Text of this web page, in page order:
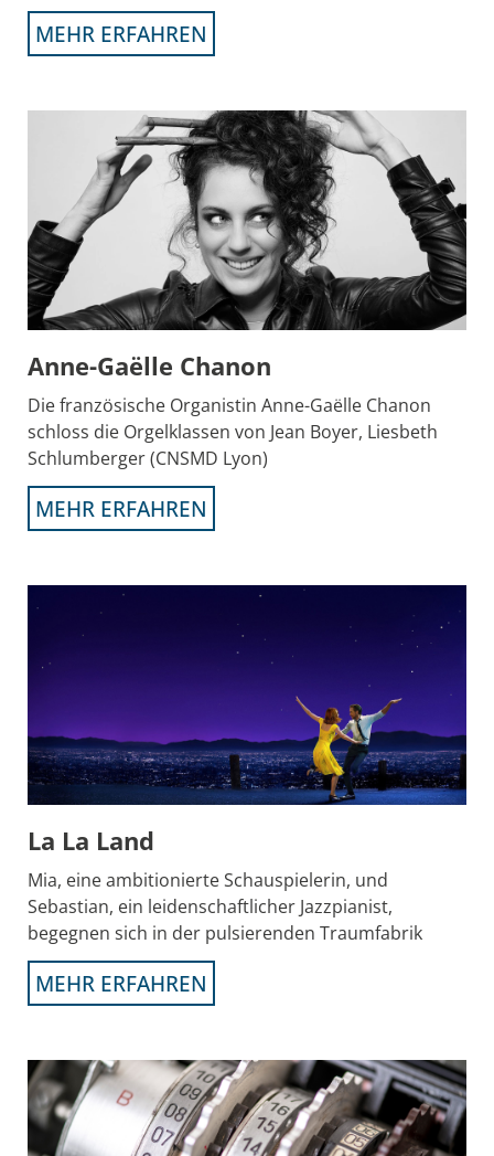
MEHR ERFAHREN
Anne-Gaëlle Chanon
Die französische Organistin Anne-Gaëlle Chanon
schloss die Orgelklassen von Jean Boyer, Liesbeth
Schlumberger (CNSMD Lyon)
MEHR ERFAHREN
La La Land
Mia, eine ambitionierte Schauspielerin, und
Sebastian, ein leidenschaftlicher Jazzpianist,
begegnen sich in der pulsierenden Traumfabrik
MEHR ERFAHREN